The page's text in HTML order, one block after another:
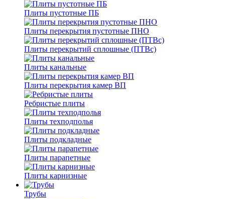
Плиты пустотные ПБ
Плиты перекрытия пустотные ПНО
Плиты перекрытий сплошные (ПТВс)
Плиты канальные
Плиты перекрытия камер ВП
Ребристые плиты
Плиты техподполья
Плиты подкладные
Плиты парапетные
Плиты карнизные
Трубы